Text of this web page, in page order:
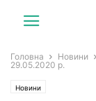
Головна Новини
29.05.2020 р.
Новини